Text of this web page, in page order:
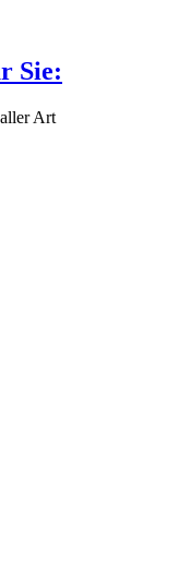
Sie:
Art